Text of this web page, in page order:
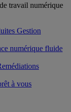
travail numérique
Gestion
numérique fluide
à vous